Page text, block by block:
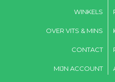
WINKELS
OVER VITS & MINS
CONTACT
MIJN ACCOUNT